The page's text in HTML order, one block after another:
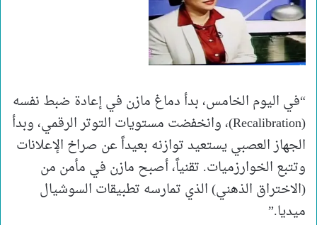
“في اليوم الخامس، بدأ دماغ مازن في إعادة ضبط نفسه
(Recalibration)، وانخفضت مستويات التوتر الرقمي، وبدأ
الجهاز العصبي يستعيد توازنه بعيداً عن صراخ الإعلانات
وتتبع الخوارزميات. تقنياً، أصبح مازن في مأمن من
(الاختراق الذهني) الذي تمارسه تطبيقات السوشيال
ميديا.”